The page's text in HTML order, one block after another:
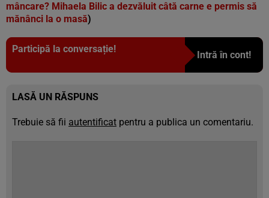
mâncare? Mihaela Bilic a dezvăluit câtă carne e permis să
mănânci la o masă)
Participă la conversație!
Intră în cont!
LASĂ UN RĂSPUNS
Trebuie să fii autentificat pentru a publica un comentariu.